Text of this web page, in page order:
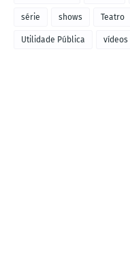
série shows Teatro
Utilidade Pública vídeos